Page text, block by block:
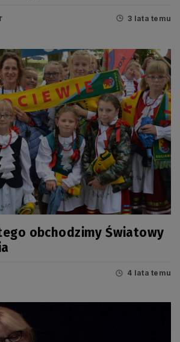
3 lata temu
obchodzimy Światowy
4 lata temu